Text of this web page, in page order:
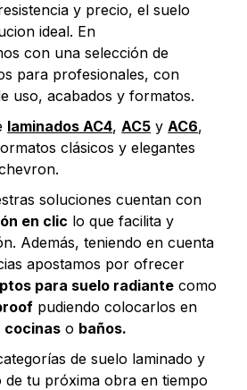
y precio, el suelo
ideal. En
con una selección de
para profesionales, con
uso, acabados y formatos.
laminados AC4,AC5 yAC6,
clásicos y elegantes
soluciones cuentan con
en clic lo que facilita y
Además, teniendo en cuenta
apostamos por ofrecer
para suelo radiante como
pudiendo colocarlos en
cocinas o baños.
de suelo laminado y
tu próxima obra en tiempo